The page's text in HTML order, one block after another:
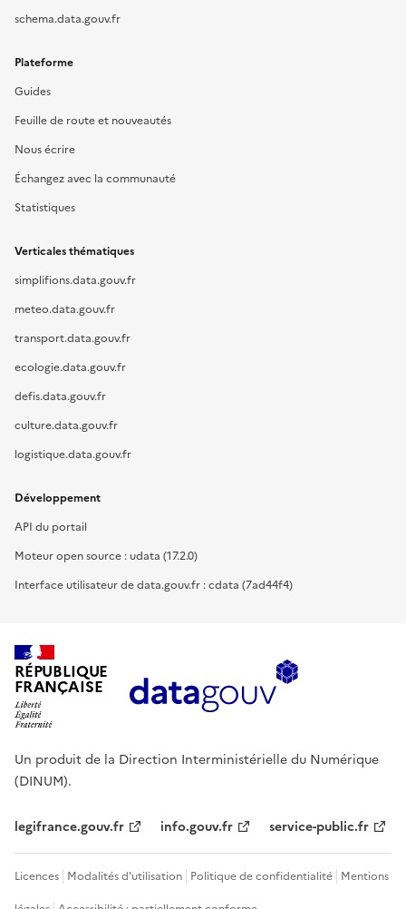
schema.data.gouv.fr
Plateforme
Guides
Feuille de route et nouveautés
Nous écrire
Échangez avec la communauté
Statistiques
Verticales thématiques
simplifions.data.gouv.fr
meteo.data.gouv.fr
transport.data.gouv.fr
ecologie.data.gouv.fr
defis.data.gouv.fr
culture.data.gouv.fr
logistique.data.gouv.fr
Développement
API du portail
Moteur open source : udata (17.2.0)
Interface utilisateur de data.gouv.fr : cdata (7ad44f4)
RÉPUBLIQUE
FRANÇAISE
Un produit de la Direction Interministérielle du Numérique
(DINUM).
legifrance.gouv.fr info.gouv.fr service-public.fr
Licences Modalités d'utilisation Politique de confidentialité Mentions